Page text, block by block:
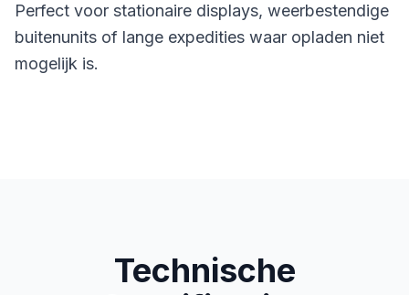
Perfect voor stationaire displays, weerbestendige
buitenunits of lange expedities waar opladen niet
mogelijk is.
Technische